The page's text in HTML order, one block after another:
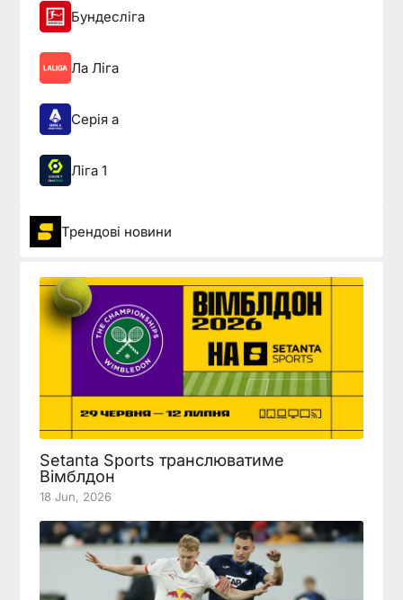
Бундесліга
Ла Ліга
Серія а
Ліга 1
Трендові новини
Setanta Sports транслюватиме
Вімблдон
18 Jun, 2026